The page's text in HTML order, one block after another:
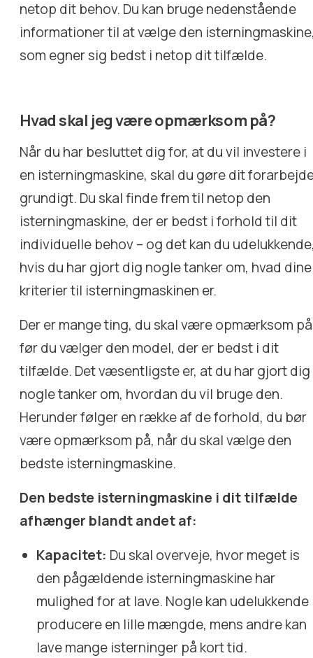
netop dit behov. Du kan bruge nedenstående
informationer til at vælge den
som egner sig bedst i netop dit tilfælde.
Hvad skal jeg være opmærksom på?
Når du har besluttet dig for, at du vil investere i
en isterningmaskine, skal du gøre dit
grundigt. Du skal finde frem til netop den
isterningmaskine, der er bedst i forhold til dit
individuelle behov – og det kan du
hvis du har gjort dig nogle tanker om, hvad dine
kriterier til isterningmaskinen er.
Der er mange ting, du skal være opmærksom
før du vælger den model, der er bedst i dit
tilfælde. Det væsentligste er, at du har gjort dig
nogle tanker om, hvordan du vil bruge den.
Herunder følger en række af de forhold, du bør
være opmærksom på, når du skal vælge den
bedste isterningmaskine.
Den bedste isterningmaskine i dit tilfælde
afhænger blandt andet af:
Kapacitet: Du skal overveje, hvor meget is
den pågældende isterningmaskine har
mulighed for at lave. Nogle kan udelukkende
producere en lille mængde, mens andre kan
lave mange isterninger på kort tid.